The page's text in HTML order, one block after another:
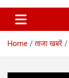
Home ताजा खबरें